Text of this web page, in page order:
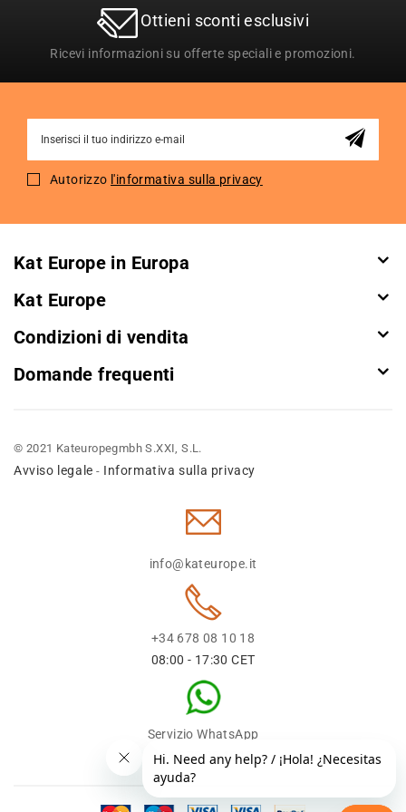
Ottieni sconti esclusivi
Ricevi informazioni su offerte speciali e promozioni.
for
Autorizzo l'informativa sulla privacy
Kat Europe in Europa
Kat Europe
Condizioni di vendita
Domande frequenti
© 2021 Kateuropegmbh S.XXI, S.L.
Avviso legale - Informativa sulla privacy
info@kateurope.it
+34 678 08 10 18
08:00 - 17:30 CET
Servizio WhatsApp
+34 678 08 1018